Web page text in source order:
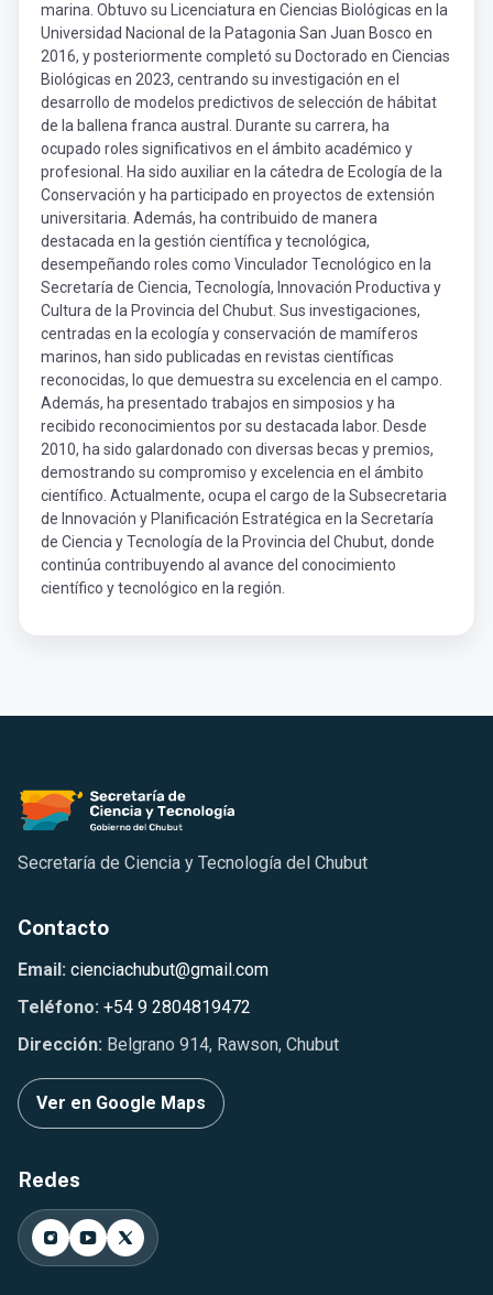
marina. Obtuvo su Licenciatura en Ciencias Biológicas en la
Universidad Nacional de la Patagonia San Juan Bosco en
2016, y posteriormente completó su Doctorado en Ciencias
Biológicas en 2023, centrando su investigación en el
desarrollo de modelos predictivos de selección de hábitat
de la ballena franca austral. Durante su carrera, ha
ocupado roles significativos en el ámbito académico y
profesional. Ha sido auxiliar en la cátedra de Ecología de la
Conservación y ha participado en proyectos de extensión
universitaria. Además, ha contribuido de manera
destacada en la gestión científica y tecnológica,
desempeñando roles como Vinculador Tecnológico en la
Secretaría de Ciencia, Tecnología, Innovación Productiva y
Cultura de la Provincia del Chubut. Sus investigaciones,
centradas en la ecología y conservación de mamíferos
marinos, han sido publicadas en revistas científicas
reconocidas, lo que demuestra su excelencia en el campo.
Además, ha presentado trabajos en simposios y ha
recibido reconocimientos por su destacada labor. Desde
2010, ha sido galardonado con diversas becas y premios,
demostrando su compromiso y excelencia en el ámbito
científico. Actualmente, ocupa el cargo de la Subsecretaria
de Innovación y Planificación Estratégica en la Secretaría
de Ciencia y Tecnología de la Provincia del Chubut, donde
continúa contribuyendo al avance del conocimiento
científico y tecnológico en la región.
Secretaría de Ciencia y Tecnología del Chubut
Contacto
Email: cienciachubut@gmail.com
Teléfono: +54 9 2804819472
Dirección: Belgrano 914, Rawson, Chubut
Ver en Google Maps
Redes